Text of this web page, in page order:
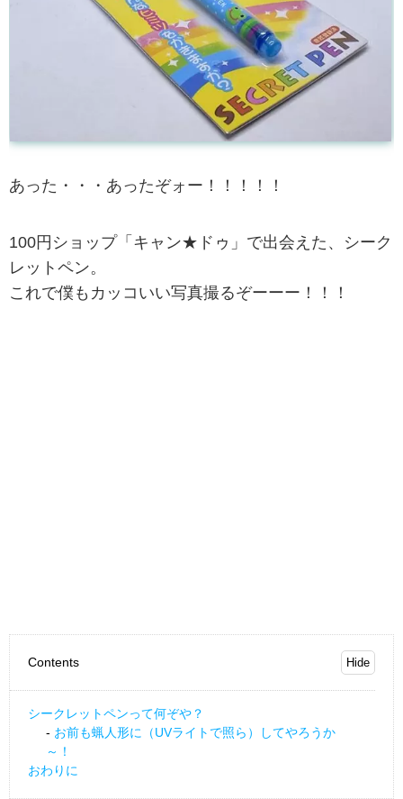
あった・・・あったぞォー！！！！！
100円ショップ「キャン★ドゥ」で出会えた、シーク
レットペン。
これで僕もカッコいい写真撮るぞーーー！！！
Contents
シークレットペンって何ぞや？
お前も蝋人形に（UVライトで照ら）してやろうか
～！
おわりに